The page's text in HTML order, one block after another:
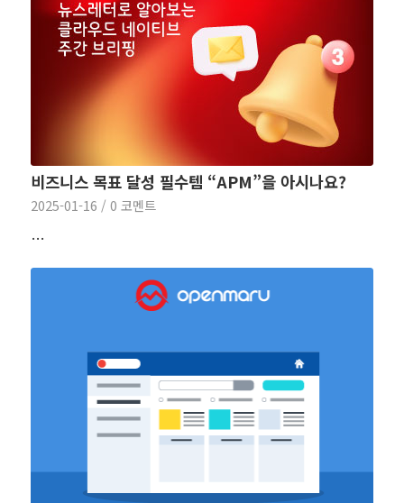
비즈니스 목표 달성 필수템 “APM”을 아시나요?
2025-01-16 / 0 코멘트
…